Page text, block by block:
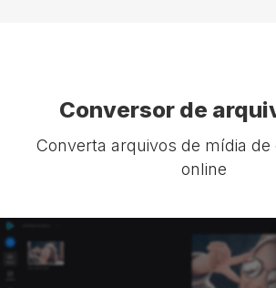
Conversor de
Converta arquivos de mídia de
online